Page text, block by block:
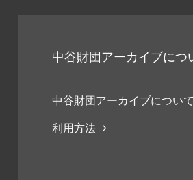
中谷財団アーカイブにつ
中谷財団アーカイブについて
利用方法